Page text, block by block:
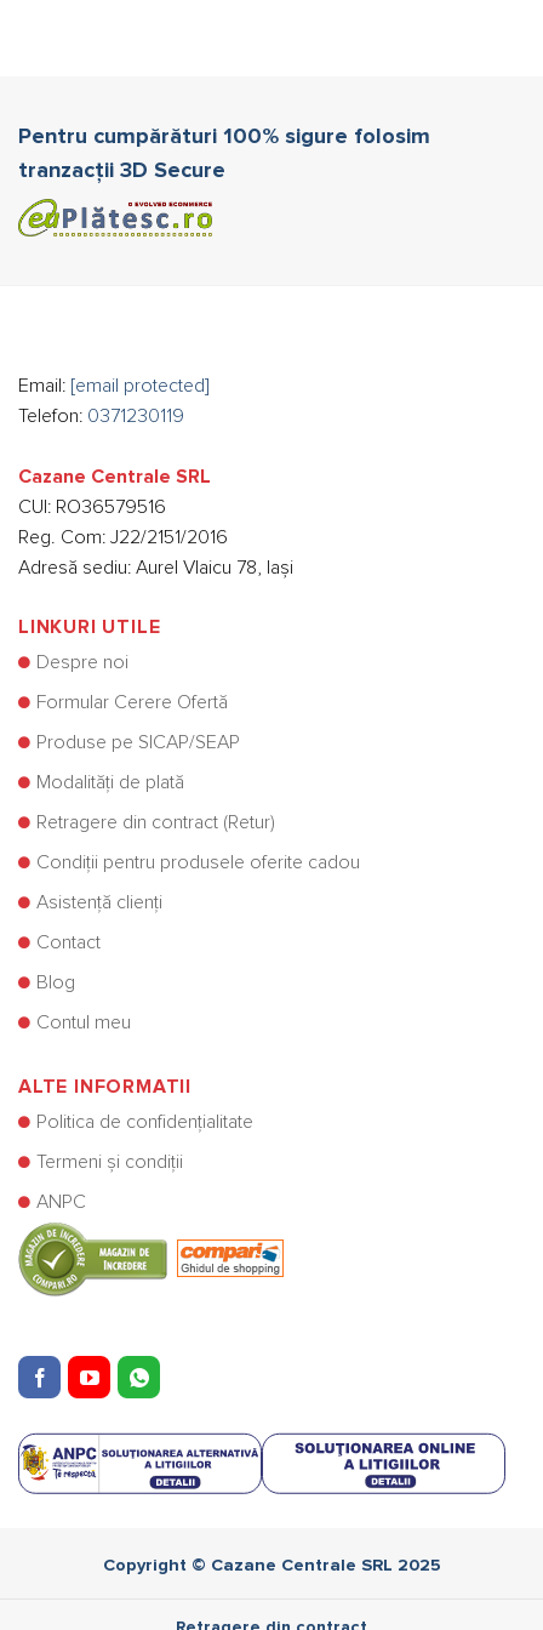
Pentru cumpărături 100% sigure folosim
tranzacții 3D Secure
Email: [email protected]
Telefon: 0371230119
Cazane Centrale SRL
CUI: RO36579516
Reg. Com: J22/2151/2016
Adresă sediu: Aurel Vlaicu 78, Iași
LINKURI UTILE
Despre noi
Formular Cerere Ofertă
Produse pe SICAP/SEAP
Modalități de plată
Retragere din contract (Retur)
Condiții pentru produsele oferite cadou
Asistență clienți
Contact
Blog
Contul meu
ALTE INFORMATII
Politica de confidențialitate
Termeni și condiții
ANPC
Copyright © Cazane Centrale SRL 2025